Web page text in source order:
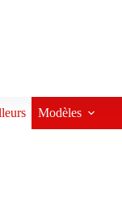
Modèles